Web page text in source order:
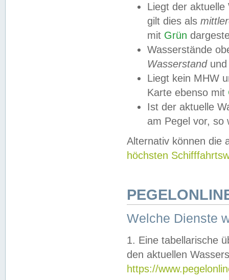
Liegt der
gilt dies als
mit Grün
Wasserstände
Wasserstandund
Liegt kein MHW
Karte ebenso mit
Ist der aktuelle
am Pegel vor,
Alternativ können die
höchsten
Welche Dienste
1. Eine tabellarische
den aktuellen
https://